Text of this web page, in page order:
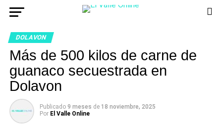
DOLAVON
Más de 500 kilos de carne de
guanaco secuestrada en
Dolavon
Publicado 9 meses de 18 noviembre, 2025
Por El Valle Online